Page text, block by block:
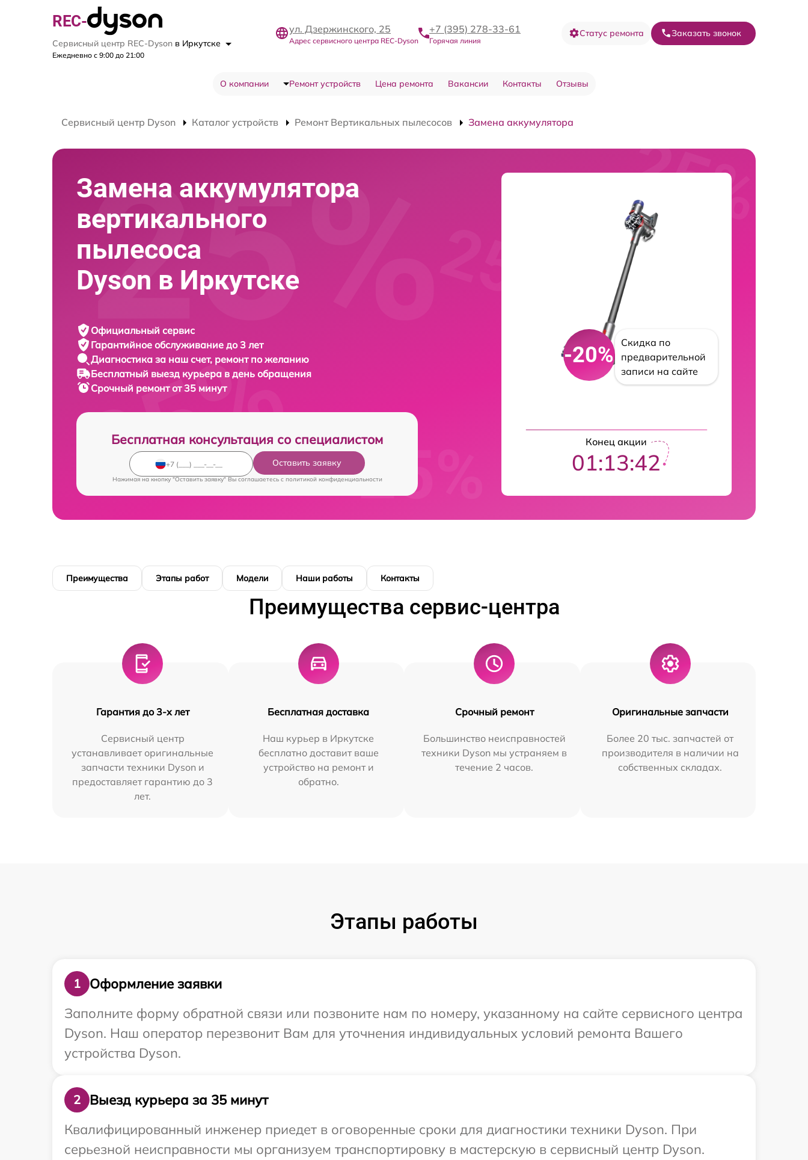
REC-
Сервисный центр REC-Dyson в Иркутске
Ежедневно с 9:00 до 21:00
ул. Дзержинского, 25
Адрес сервисного центра REC-Dyson
+7 (395) 278-33-61
Горячая линия
Статус ремонта Заказать звонок
О компании Ремонт устройств Цена ремонта Вакансии Контакты Отзывы
Сервисный центр Dyson Каталог устройств Ремонт Вертикальных пылесосов Замена аккумулятора
Замена аккумулятора
вертикального
пылесоса
Dyson в Иркутске
Официальный сервис
Гарантийное обслуживание до 3 лет
Диагностика за наш счет, ремонт по желанию
Бесплатный выезд курьера в день обращения
Срочный ремонтот 35 минут
Бесплатная консультация со специалистом
Оставить заявку
Нажимая на кнопку "Оставить заявку" Вы соглашаетесь c политикой конфиденциальности
-20%
Скидка по
предварительной
записи на сайте
Конец акции
01:13:41
Преимущества Этапы работ Модели Наши работы Контакты
Преимущества сервис-центра
Гарантия до 3-х лет
Сервисный центр
устанавливает оригинальные
запчасти техники Dyson и
предоставляет гарантию до 3
лет.
Бесплатная доставка
Наш курьер в Иркутске
бесплатно доставит ваше
устройство на ремонт и
обратно.
Срочный ремонт
Большинство неисправностей
техники Dyson мы устраняем в
течение 2 часов.
Оригинальные запчасти
Более 20 тыс. запчастей от
производителя в наличии на
собственных складах.
Этапы работы
1
Оформление заявки
Заполните форму обратной связи или позвоните нам по номеру, указанному на сайте сервисного центра
Dyson. Наш оператор перезвонит Вам для уточнения индивидуальных условий ремонта Вашего
устройства Dyson.
2
Выезд курьера за 35 минут
Квалифицированный инженер приедет в оговоренные сроки для диагностики техники Dyson. При
серьезной неисправности мы организуем транспортировку в мастерскую в сервисный центр Dyson.